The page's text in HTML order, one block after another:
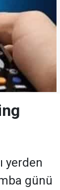
yerden
günü